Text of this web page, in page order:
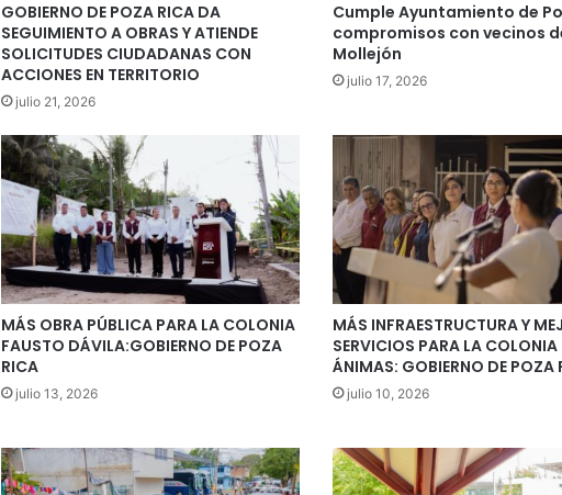
GOBIERNO DE POZA RICA DA
SEGUIMIENTO A OBRAS Y ATIENDE
SOLICITUDES CIUDADANAS CON
ACCIONES EN TERRITORIO
julio 21, 2026
Cumple Ayuntamiento de
compromisos con vecinos
Mollejón
julio 17, 2026
MÁS OBRA PÚBLICA PARA LA COLONIA
FAUSTO DÁVILA:GOBIERNO DE POZA
RICA
julio 13, 2026
MÁS INFRAESTRUCTURA Y
SERVICIOS PARA LA COLONIA
ÁNIMAS: GOBIERNO DE POZA
julio 10, 2026